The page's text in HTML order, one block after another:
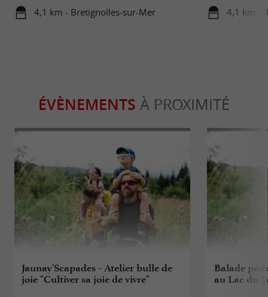
4,1 km - Bretignolles-sur-Mer 4,1 km -
ÉVÈNEMENTS À PROXIMITÉ
Jaunay'Scapades - Atelier bulle de
joie "Cultiver sa joie de vivre"
Balade
au Lac du